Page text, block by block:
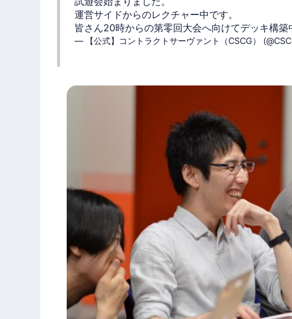
運営サイドからのレクチャー中です。
皆さん20時からの第零回大会へ向けてデッキ構築
— 【公式】コントラクトサーヴァント（CSCG）